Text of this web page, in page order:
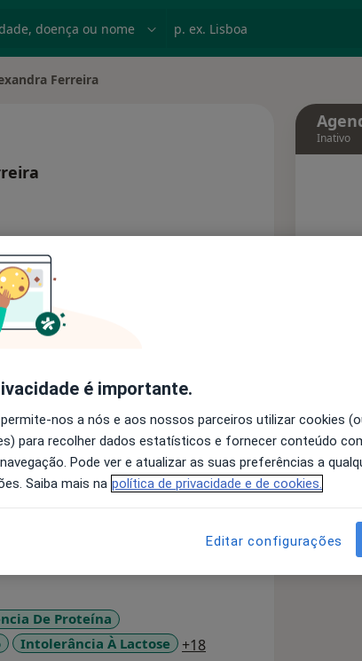
Ferreira
Solicite um atendimento
dos Nutricionistas com número de
ser humano e apresenta um forte
isso esta a área da saúde que
alimentos e bebidas que
saúde e doença.
até à terceira idade, obesidade,
renal, diabetes, hipertensão
alimentares, alimentação
De Proteína
Intolerância À Lactose +18a11y_sr_more_diseases
Inativo
é importante.
nos a nós e aos nossos parceiros utilizar cookies
para recolher dados estatísticos e fornecer conteúdo
Pode ver e atualizar as suas preferências a
Saiba mais na política de privacidade e de cookies.
Editar configurações